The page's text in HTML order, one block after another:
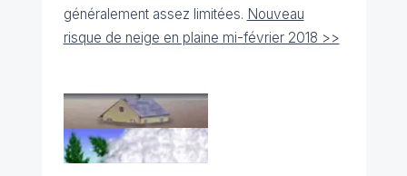
généralement assez limitées. Nouveau
risque de neige en plaine mi-février 2018 >>